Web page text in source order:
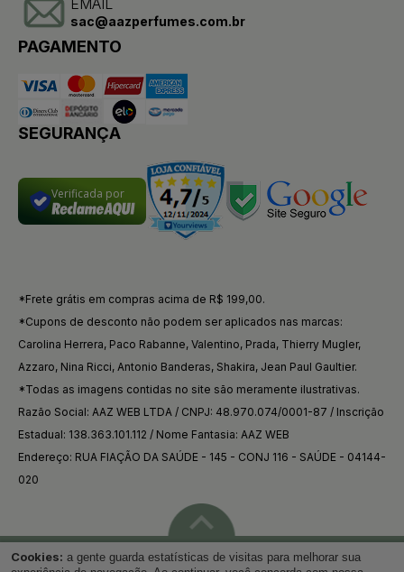
EMAIL
sac@aazperfumes.com.br
PAGAMENTO
SEGURANÇA
Verificada por
*Frete grátis em compras acima de R$ 199,00.
*Cupons de desconto não podem ser aplicados nas marcas:
Carolina Herrera, Paco Rabanne, Valentino, Prada, Thierry Mugler,
Azzaro, Nina Ricci, Antonio Banderas, Shakira, Jean Paul Gaultier.
*Todas as imagens contidas no site são meramente ilustrativas.
Razão Social: AAZ WEB LTDA / CNPJ: 48.970.074/0001-87 / Inscrição
Estadual: 138.363.101.112 / Nome Fantasia: AAZ WEB
Endereço: RUA FIAÇÃO DA SAÚDE - 145 - CONJ 116 - SAÚDE - 04144-
020
Voltar ao topo
Cookies: a gente guarda estatísticas de visitas para melhorar sua